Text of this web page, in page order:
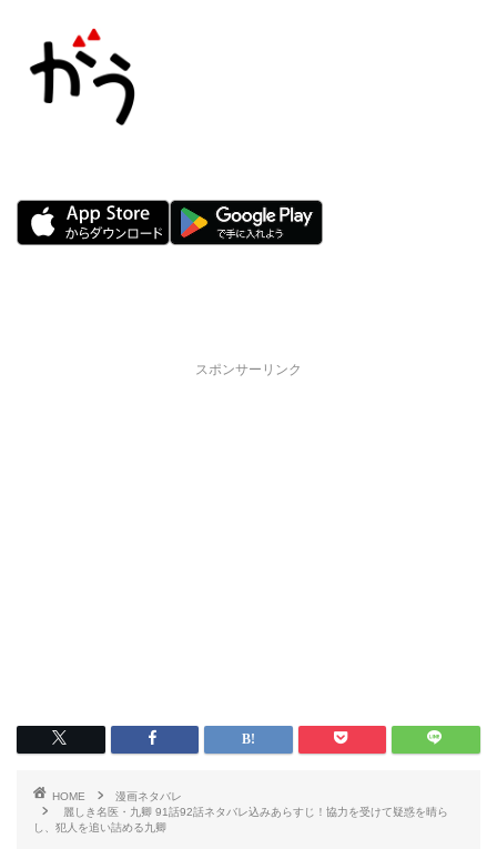
スポンサーリンク
HOME
漫画ネタバレ
麗しき名医・九卿 91話92話ネタバレ込みあらすじ！協力を受けて疑惑を晴ら
し、犯人を追い詰める九卿